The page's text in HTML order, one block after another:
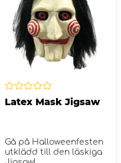
Latex Mask Jigsaw
Gå på Halloweenfesten
utklädd till den läskiga